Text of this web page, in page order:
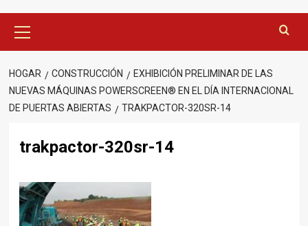
principal
HOGAR CONSTRUCCIÓN
EXHIBICIÓN PRELIMINAR DE LAS
NUEVAS MÁQUINAS POWERSCREEN® EN EL DÍA INTERNACIONAL
DE PUERTAS ABIERTAS
TRAKPACTOR-320SR-14
trakpactor-320sr-14